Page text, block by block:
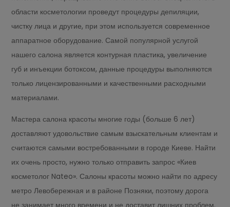
области косметологии проведут процедуры депиляции,
чистку лица и другие, при этом используется современное
аппаратное оборудование. Самой популярной услугой
нашего салона является контурная пластика, увеличение
губ и инъекции ботоксом, данные процедуры выполняются
только лицензированными и качественными расходными
материалами.
Мастера салона красоты многие годы (больше 6 лет)
доставляют удовольствие самым взыскательным клиентам и
считаются самыми востребованными в городе Киеве. Найти
их очень просто, нужно только отправить запрос «Киев
косметолог Nateo». Салоны красоты можно найти по адресу
метро Левобережная и в районе Позняки, поэтому дорога
не занимает много времени и не доставит лишних проблем.